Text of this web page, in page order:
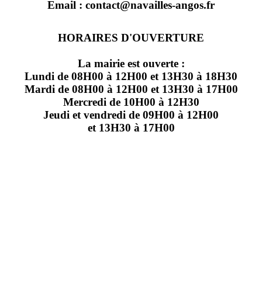
Email : contact@navailles-angos.fr
HORAIRES D'OUVERTURE
La mairie est ouverte :
Lundi de 08H00 à 12H00 et 13H30 à 18H30
Mardi de 08H00 à 12H00 et 13H30 à 17H00
Mercredi de 10H00 à 12H30
Jeudi et vendredi de 09H00 à 12H00
et 13H30 à 17H00